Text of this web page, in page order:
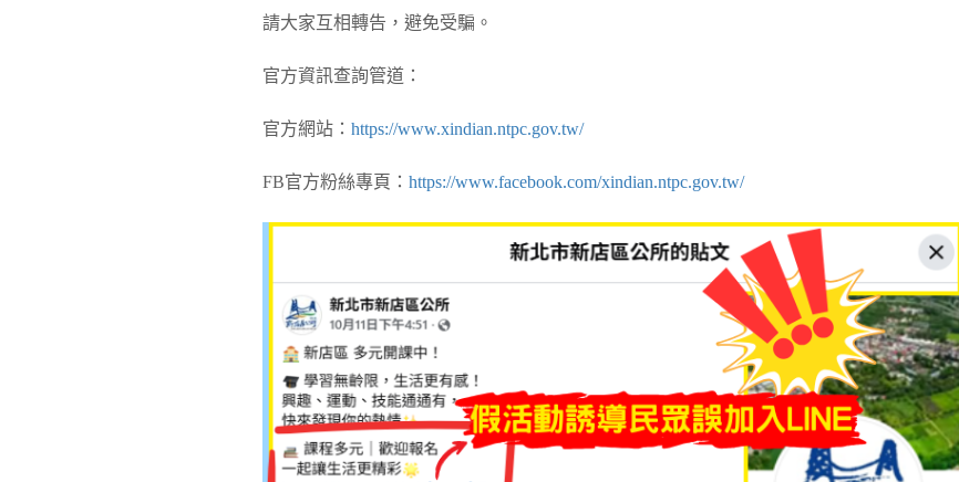
請大家互相轉告，避免受騙。
官方資訊查詢管道：
官方網站： https://www.xindian.ntpc.gov.tw/
FB官方粉絲專頁： https://www.facebook.com/xindian.ntpc.gov.tw/